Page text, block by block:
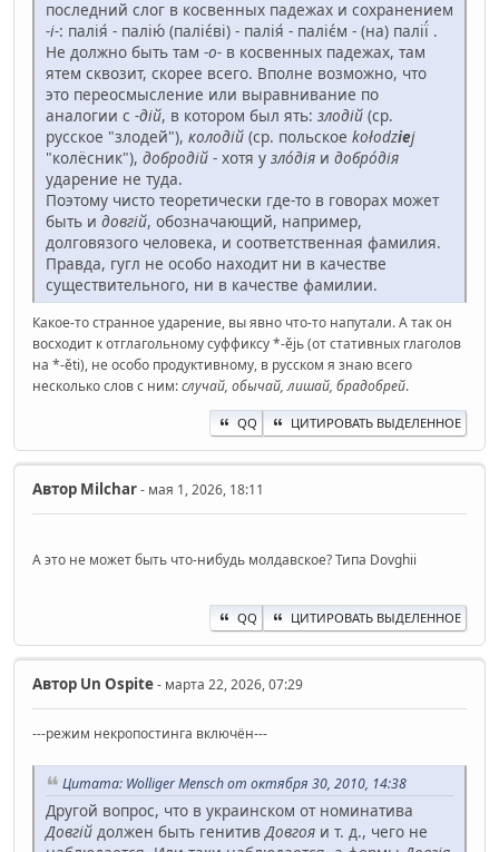
последний слог в косвенных падежах и сохранением
-і-: палія́ - палію́ (паліє́ві) - палія́ - паліє́м - (на) палії́ .
Не должно быть там -о- в косвенных падежах, там
ятем сквозит, скорее всего. Вполне возможно, что
это переосмысление или выравнивание по
аналогии с -дій, в котором был ять: злодій (ср.
русское "злодей"), колодій (ср. польское kołodziej
"колёсник"), добродій - хотя у зло́дія и добро́дія
ударение не туда.
Поэтому чисто теоретически где-то в говорах может
быть и довгій, обозначающий, например,
долговязого человека, и соответственная фамилия.
Правда, гугл не особо находит ни в качестве
существительного, ни в качестве фамилии.
Какое-то странное ударение, вы явно что-то напутали. А так он
восходит к отглагольному суффиксу *-ějь (от стативных глаголов
на *-ěti), не особо продуктивному, в русском я знаю всего
несколько слов с ним:случай, обычай, лишай, брадобрей.
QQ ЦИТИРОВАТЬ ВЫДЕЛЕННОЕ
Автор Milchar- мая 1, 2026, 18:11
А это не может быть что-нибудь молдавское? Типа Dovghii
QQ ЦИТИРОВАТЬ ВЫДЕЛЕННОЕ
Автор Un Ospite- марта 22, 2026, 07:29
---режим некропостинга включён---
Цитата: Wolliger Mensch от октября 30, 2010, 14:38
Другой вопрос, что в украинском от номинатива
Довгій должен быть генитивДовгоя и т. д., чего не